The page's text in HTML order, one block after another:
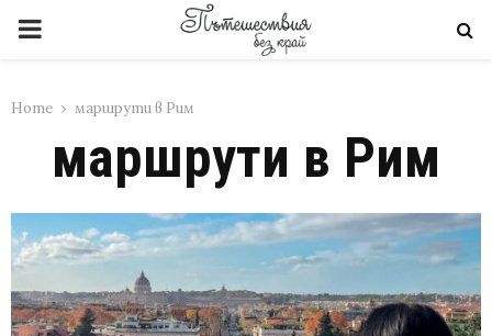
PRIMARY
Home маршрути в Рим
маршрути в Рим